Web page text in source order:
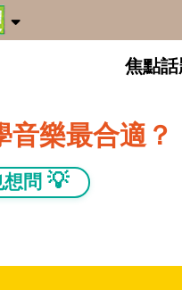
焦點
樂最合適？
問 💡